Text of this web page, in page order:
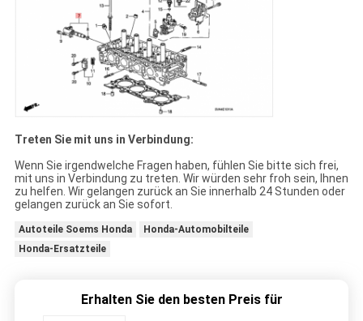
Treten Sie mit uns in Verbindung:
Wenn Sie irgendwelche Fragen haben, fühlen Sie bitte sich frei,
mit uns in Verbindung zu treten. Wir würden sehr froh sein, Ihnen
zu helfen. Wir gelangen zurück an Sie innerhalb 24 Stunden oder
gelangen zurück an Sie sofort.
Autoteile Soems Honda
Honda-Automobilteile
Honda-Ersatzteile
Erhalten Sie den besten Preis für